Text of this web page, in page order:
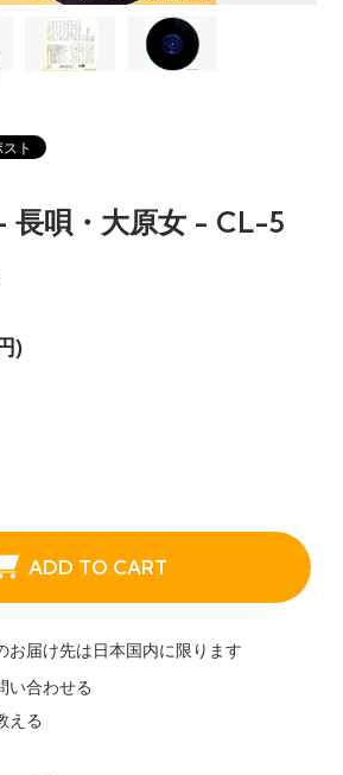
長唄・大原女 - CL-5
)
ADD TO CART
お届け先は日本国内に限ります
い合わせる
える